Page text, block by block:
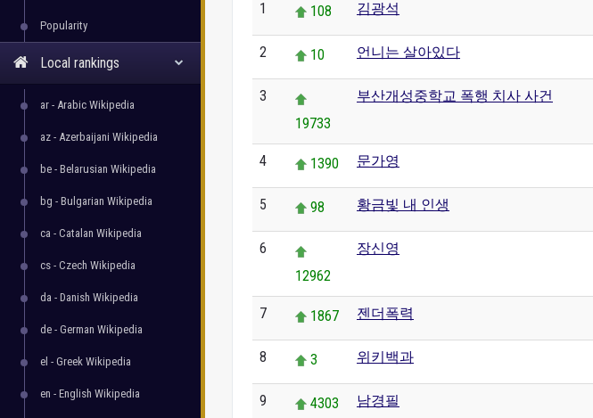
Popularity
Local rankings
ar - Arabic Wikipedia
az - Azerbaijani Wikipedia
be - Belarusian Wikipedia
bg - Bulgarian Wikipedia
ca - Catalan Wikipedia
cs - Czech Wikipedia
da - Danish Wikipedia
de - German Wikipedia
el - Greek Wikipedia
en - English Wikipedia
1 108 김광석
2 10 언니는 살아있다
3
19733
부산개성중학교 폭행 치사 사건
4 1390 문가영
5 98 황금빛 내 인생
6
12962
장신영
7 1867 젠더폭력
8 3 위키백과
9 4303 남경필